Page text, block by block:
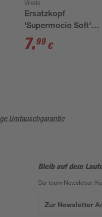
Vileda
Ersatzkopf
'Supermocio Soft'
Microfaser
7,99 €
Umtauschgarantie
Bleib auf dem
Der toom Newsletter:
Zur Newsletter